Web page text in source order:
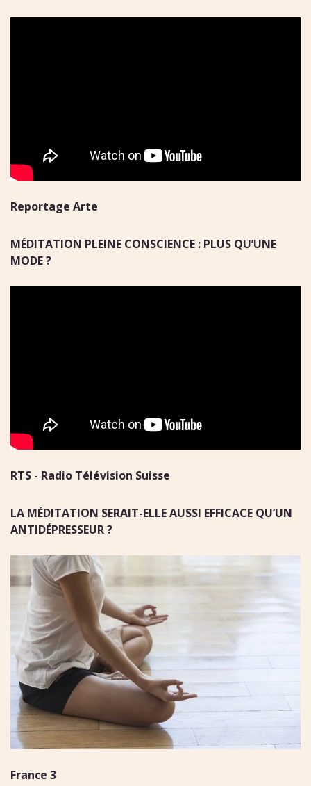
Reportage Arte
MÉDITATION PLEINE CONSCIENCE : PLUS QU’UNE
MODE?
RTS - Radio Télévision Suisse
LA MÉDITATION SERAIT-ELLE AUSSI EFFICACE QU’UN
ANTIDÉPRESSEUR ?
France 3